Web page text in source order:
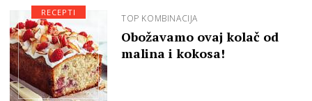
TOP KOMBINACIJA
Obožavamo ovaj kolač od
malina i kokosa!
RECEPTI